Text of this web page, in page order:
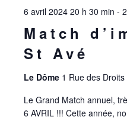
Match
St Avé
6 avril 2024 20 h 30 min -
Le Dôme 1 Rue des
Le Grand Match annuel,
6 AVRIL !!! Cette année,